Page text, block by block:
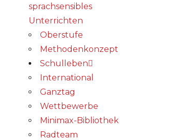
sprachsensibles
Unterrichten
Oberstufe
Methodenkonzept
Schulleben
International
Ganztag
Wettbewerbe
Minimax-Bibliothek​
Radteam